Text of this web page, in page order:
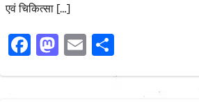
एवं चिकित्सा […]
Facebook
Mastodon
Email